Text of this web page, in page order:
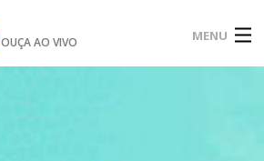
OUÇA AO VIVO MENU